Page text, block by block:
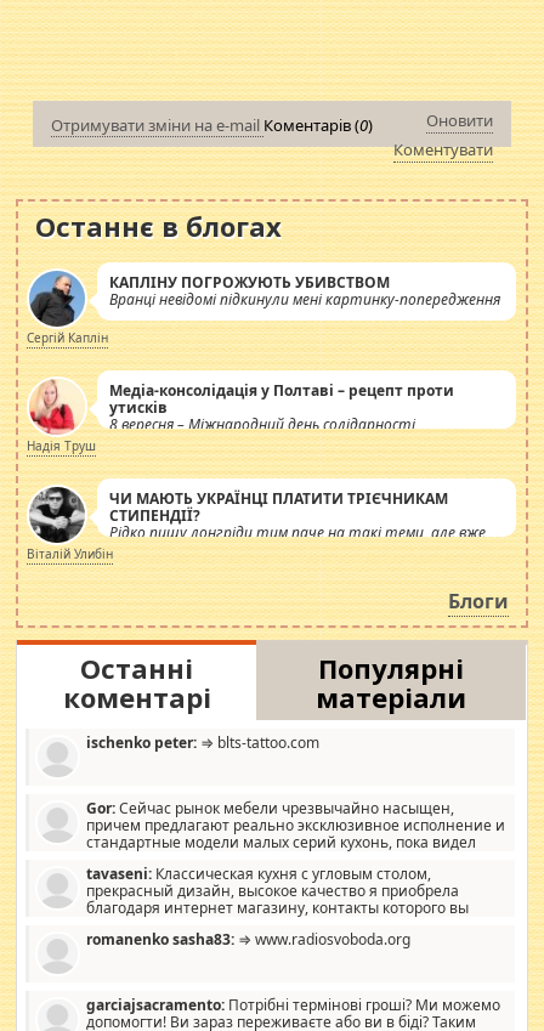
Отримувати зміни на e-mail Коментарів (0)
Оновити
Коментувати
Останнє в блогах
КАПЛІНУ ПОГРОЖУЮТЬ УБИВСТВОМ
Вранці невідомі підкинули мені картинку-попередження
Сергій Каплін
Медіа-консолідація у Полтаві – рецепт проти
утисків
8 вересня – Міжнародний день солідарності
журналістів.
Надія Труш
ЧИ МАЮТЬ УКРАЇНЦІ ПЛАТИТИ ТРІЄЧНИКАМ
СТИПЕНДІЇ?
Рідко пишу лонгріди тим паче на такі теми, але вже
просто дістало! Обурюють сьогоднішні інсенуації
навколо стипендіального питання. Штучно
роздувається ще одна соціальна катастрофа.
Віталій Улибін
Блоги
Останні
коментарі
Популярні
матеріали
ischenko peter: ⇒ blts-tattoo.com
Gor:Сейчас рынок мебели чрезвычайно насыщен,
причем предлагают реально эксклюзивное исполнение и
стандартные модели малых серий кухонь, пока видел
стандартные формы, в MebelOk, креативненько и что главное -
со вкусом все в порядке, без ненужных наворотов удорожающих
мебель, а это не последний фактор.
tavaseni: Классическая кухня с угловым столом,
прекрасный дизайн, высокое качество я приобрела
благодаря интернет магазину, контакты которого вы
romanenko sasha83: ⇒ www.radiosvoboda.org
garciajsacramento: Потрібні термінові гроші? Ми можемо
допомогти! Ви зараз переживаєте або ви в біді? Таким